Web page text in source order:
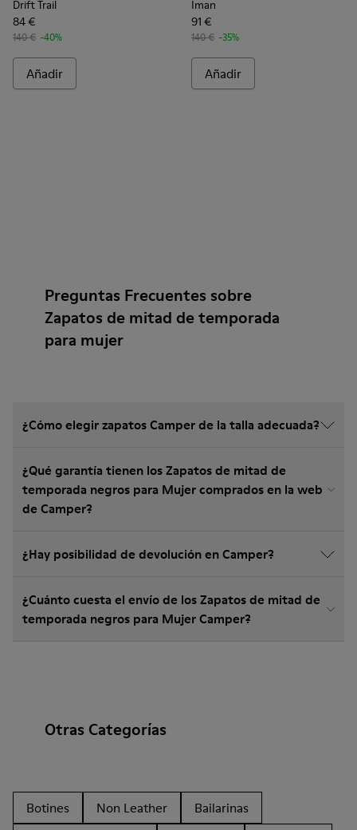
Drift Trail
84 €
140 € -40%
Añadir
Iman
91 €
140 € -35%
Añadir
Preguntas Frecuentes sobre
Zapatos de mitad de temporada
para mujer
¿Cómo elegir zapatos Camper de la talla adecuada?
¿Qué garantía tienen los Zapatos de mitad de
temporada negros para Mujer comprados en la web
de Camper?
¿Hay posibilidad de devolución en Camper?
¿Cuánto cuesta el envío de los Zapatos de mitad de
temporada negros para Mujer Camper?
Otras Categorías
Botines Non Leather
Bailarinas